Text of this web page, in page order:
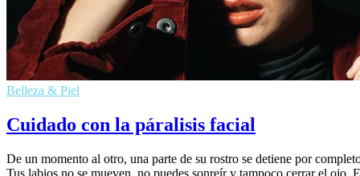
Belleza & Piel
Cuidado con la páralisis facial
De un momento al otro, una parte de su rostro se detiene por
Tus labios no se mueven, no puedes sonreír y tampoco cerrar el ojo.